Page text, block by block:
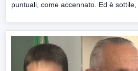
puntuali, come accennato. Ed è sottile,